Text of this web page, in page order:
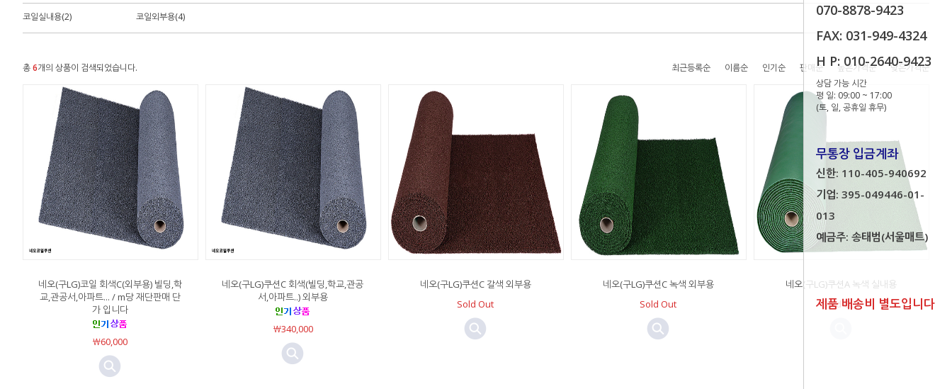
070-8878-9423
FAX: 031-949-4324
H P: 010-2640-9423
상담 가능 시간
평 일: 09:00 ~ 17:00
(토, 일, 공휴일 휴무)
무통장 입금계좌
신한: 110-405-940692
기업: 395-049446-01-
013
예금주: 송태범(서울매트)
제품 배송비 별도입니다
코일실내용(2) 코일외부용(4)
총6개의 상품이 검색되었습니다. 최근등록순 이름순 인기순 판매순 높은가격순 낮은가격순
네오(구LG)코일 회색C(외부용) 빌딩,학
교,관공서,아파트... / m당 재단판매 단
가 입니다
￦60,000
네오(구LG)쿠션C 회색(빌딩,학교,관공
서,아파트..) 외부용
￦340,000
네오(구LG)쿠션C 갈색 외부용
Sold Out
네오(구LG)쿠션C 녹색 외부용
Sold Out
네오(구LG)쿠션A 녹색 실내용
Sold Out